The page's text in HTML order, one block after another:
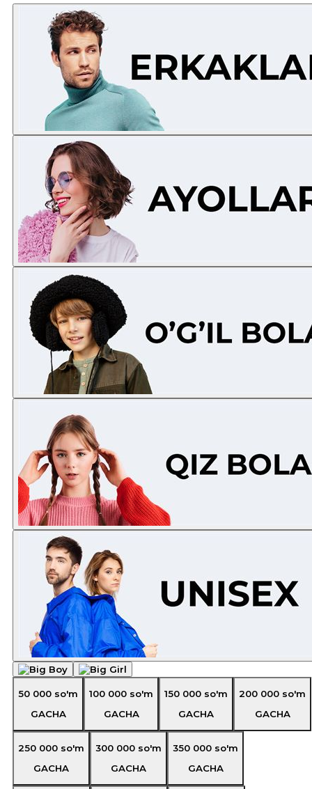
50 000 so'm
GACHA
100 000 so'm
GACHA
150 000 so'm
GACHA
200 000 so'm
GACHA
250 000 so'm
GACHA
300 000 so'm
GACHA
350 000 so'm
GACHA